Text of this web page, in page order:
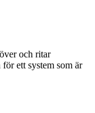
och ritar
ett system som är